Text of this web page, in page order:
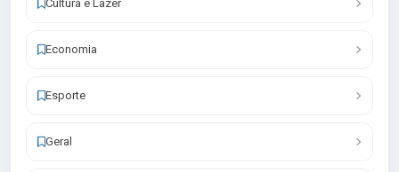
Cultura e Lazer
Economia
Esporte
Geral